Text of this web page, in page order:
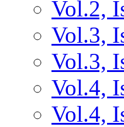
Vol.2,
Vol.3,
Vol.3,
Vol.4,
Vol.4,